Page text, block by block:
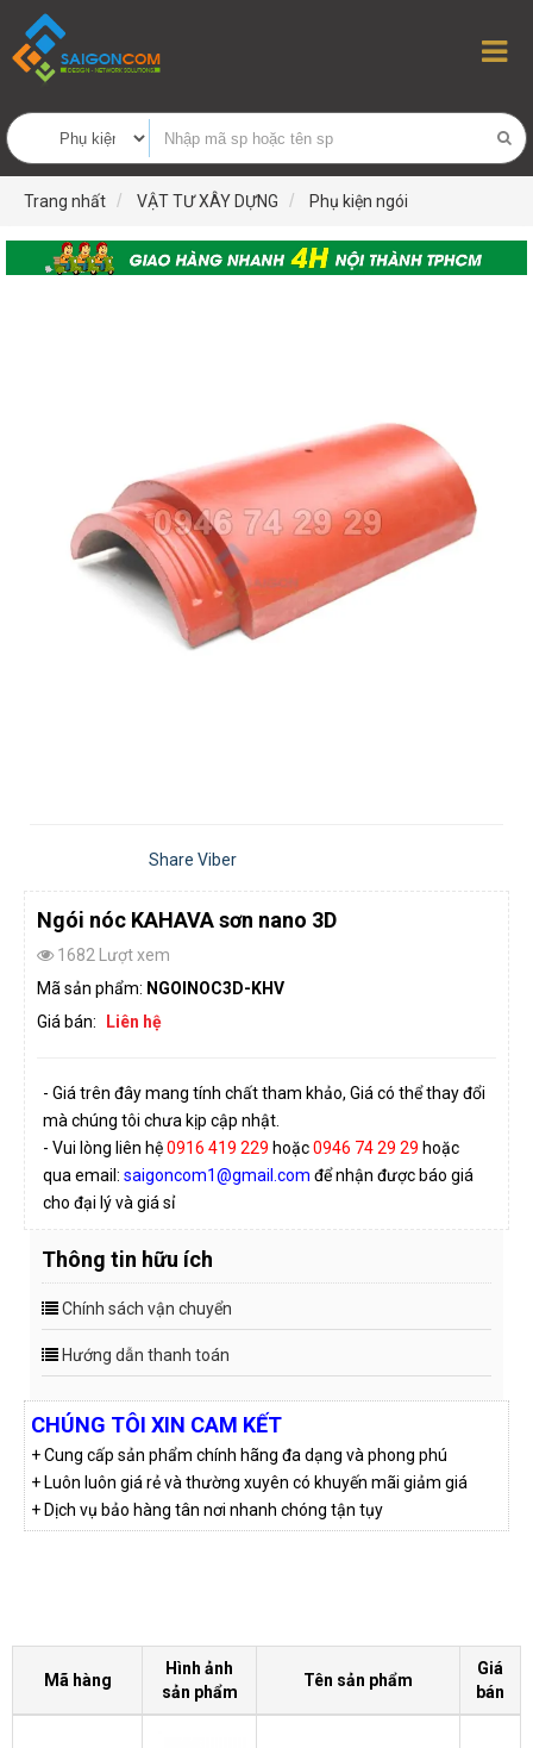
Trang nhất VẬT TƯ XÂY DỰNG Phụ kiện ngói
Share Viber
Ngói nóc KAHAVA sơn nano 3D
1682 Lượt xem
Mã sản phẩm: NGOINOC3D-KHV
Giá bán:
Liên hệ
- Giá trên đây mang tính chất tham khảo, Giá có thể thay đổi
mà chúng tôi chưa kịp cập nhật.
- Vui lòng liên hệ0916 419 229 hoặc0946 74 29 29 hoặc
qua email: saigoncom1@gmail.com để nhận được báo giá
cho đại lý và giá sỉ
Thông tin hữu ích
Chính sách vận chuyển
Hướng dẫn thanh toán
CHÚNG TÔI XIN CAM KẾT
+ Cung cấp sản phẩm chính hãng đa dạng và phong phú
+ Luôn luôn giá rẻ và thường xuyên có khuyến mãi giảm giá
+ Dịch vụ bảo hàng tân nơi nhanh chóng tận tụy
Mã hàng
Hình ảnh
sản phẩm
Tên sản phẩm
Giá
bán